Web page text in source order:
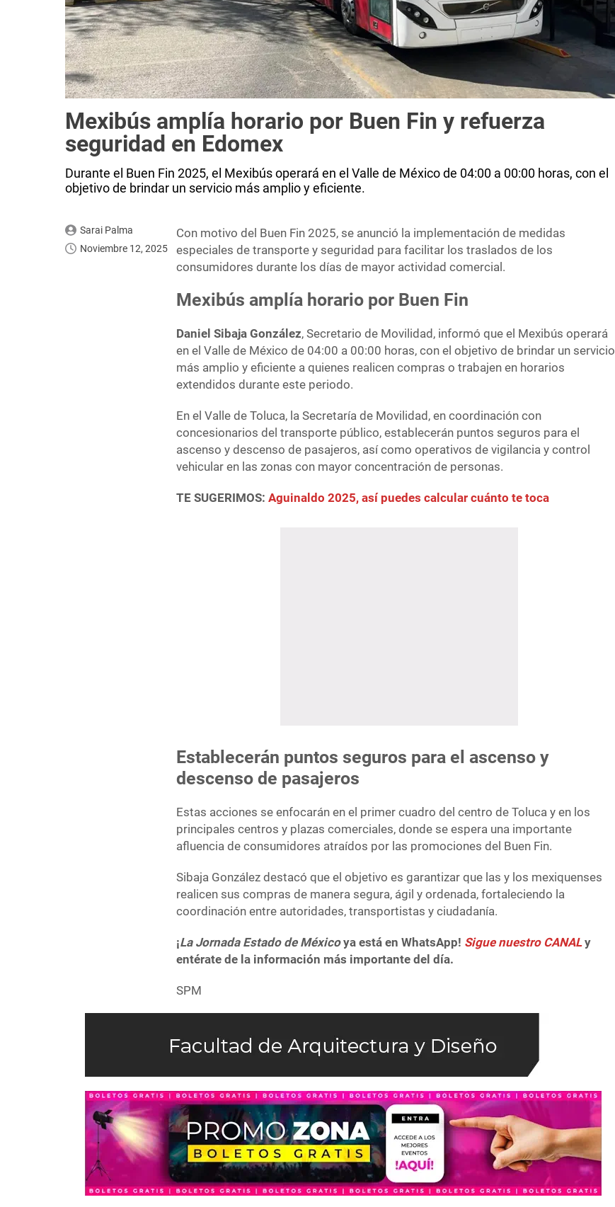
Mexibús amplía horario por Buen Fin y refuerza
seguridad en Edomex
Durante el Buen Fin 2025, el Mexibús operará en el Valle de México de 04:00 a 00:00 horas, con el
objetivo de brindar un servicio más amplio y eficiente.
Sarai Palma
Noviembre 12, 2025
Con motivo del Buen Fin 2025, se anunció la implementación de medidas
especiales de transporte y seguridad para facilitar los traslados de los
consumidores durante los días de mayor actividad comercial.
Mexibús amplía horario por Buen Fin
Daniel Sibaja González, Secretario de Movilidad, informó que el Mexibús operará
en el Valle de México de 04:00 a 00:00 horas, con el objetivo de brindar un servicio
más amplio y eficiente a quienes realicen compras o trabajen en horarios
extendidos durante este periodo.
En el Valle de Toluca, la Secretaría de Movilidad, en coordinación con
concesionarios del transporte público, establecerán puntos seguros para el
ascenso y descenso de pasajeros, así como operativos de vigilancia y control
vehicular en las zonas con mayor concentración de personas.
TE SUGERIMOS:Aguinaldo 2025, así puedes calcular cuánto te toca
Establecerán puntos seguros para el ascenso y
descenso de pasajeros
Estas acciones se enfocarán en el primer cuadro del centro de Toluca y en los
principales centros y plazas comerciales, donde se espera una importante
afluencia de consumidores atraídos por las promociones del Buen Fin.
Sibaja González destacó que el objetivo es garantizar que las y los mexiquenses
realicen sus compras de manera segura, ágil y ordenada, fortaleciendo la
coordinación entre autoridades, transportistas y ciudadanía.
¡La Jornada Estado de Méxicoya está en WhatsApp! Sigue nuestro CANALy
entérate de la información más importante del día.
SPM